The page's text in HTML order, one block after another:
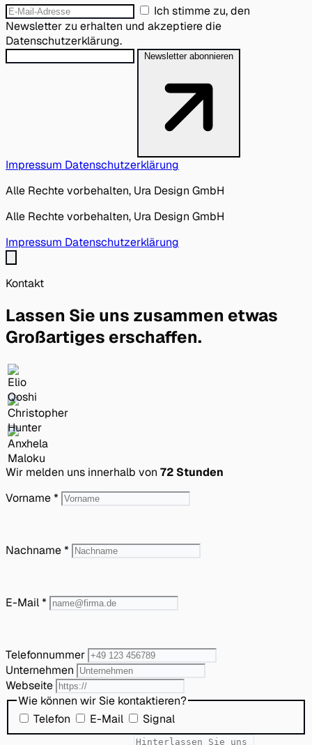
Ich stimme zu, den
Newsletter zu erhalten und akzeptiere die
Datenschutzerklärung.
Newsletter abonnieren
Impressum Datenschutzerklärung
Alle Rechte vorbehalten, Ura Design GmbH
Alle Rechte vorbehalten, Ura Design GmbH
Impressum Datenschutzerklärung
Kontakt
Lassen Sie uns zusammen etwas
Großartiges erschaffen.
Wir melden uns innerhalb von 72 Stunden
Vorname*
Nachname*
E-Mail*
Telefonnummer
Unternehmen
Webseite
Wie können wir Sie kontaktieren?
Telefon
E-Mail Signal